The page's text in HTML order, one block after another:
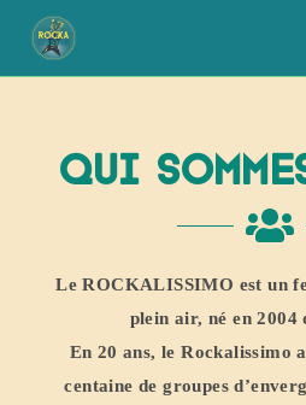
Qui
Le ROCKALISSIMO est un
plein air, né en 2004
En 20 ans, le Rockalissimo
centaine de groupes